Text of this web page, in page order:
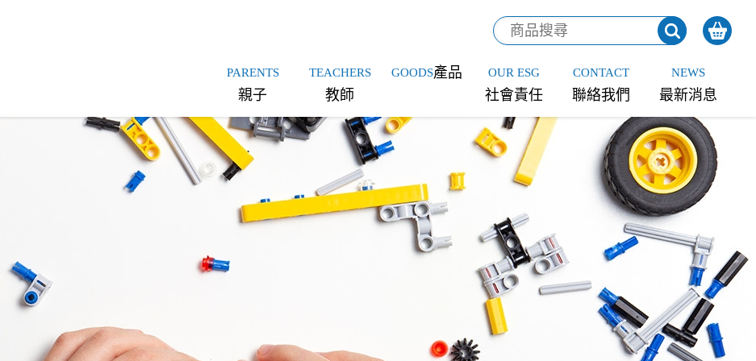
PARENTS
親子
TEACHERS
教師
GOODS產品 OUR ESG
社會責任
CONTACT
聯絡我們
NEWS
最新消息